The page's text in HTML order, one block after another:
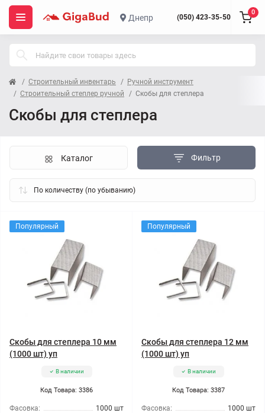
Днепр (050) 423-35-50
0
Строительный инвентарь
Ручной инструмент
Строительный степлер ручной
Скобы для степлера
Скобы для степлера
Фильтр
Каталог
Популярный
Скобы для степлера 10 мм
(1000 шт) уп
В наличии
Код Товара: 3386
Фасовка:
1000 шт
Популярный
Скобы для степлера 12 мм
(1000 шт) уп
В наличии
Код Товара: 3387
Фасовка:
1000 шт